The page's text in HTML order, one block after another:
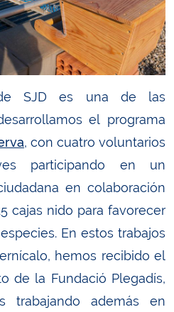
SJD es una de las
el programa
, con cuatro voluntarios
participando en un
en colaboración
cajas nido para favorecer
En estos trabajos
hemos recibido el
de la Fundació Plegadís,
trabajando además en